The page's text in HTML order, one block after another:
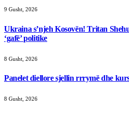
9 Gusht, 2026
Ukraina s’njeh Kosovën! Tritan
‘gafë’ politike
8 Gusht, 2026
Panelet diellore sjellin rrrymë dhe
8 Gusht, 2026